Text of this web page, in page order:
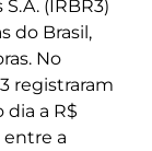
(IRBR3)
do Brasil,
No
registraram
dia a R$
entre a